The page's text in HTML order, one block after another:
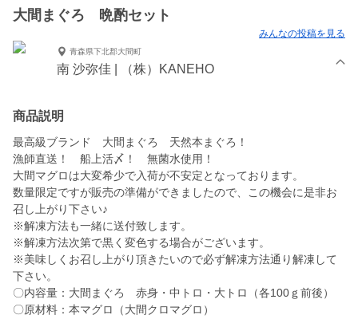
大間まぐろ 晩酌セット
みんなの投稿を見る
青森県下北郡大間町
南 沙弥佳 | （株）KANEHO
商品説明
最高級ブランド 大間まぐろ 天然本まぐろ！
漁師直送！ 船上活〆！ 無菌水使用！
大間マグロは大変希少で入荷が不安定となっております。
数量限定ですが販売の準備ができましたので、この機会に是非お
召し上がり下さい♪
※解凍方法も一緒に送付致します。
※解凍方法次第で黒く変色する場合がございます。
※美味しくお召し上がり頂きたいので必ず解凍方法通り解凍して
下さい。
〇内容量：大間まぐろ 赤身・中トロ・大トロ（各100ｇ前後）
〇原材料：本マグロ（大間クロマグロ）